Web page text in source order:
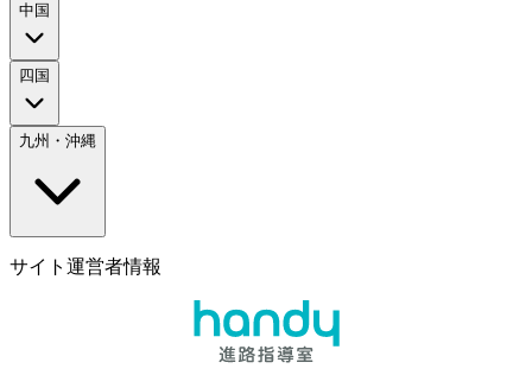
中国
四国
九州・沖縄
サイト運営者情報